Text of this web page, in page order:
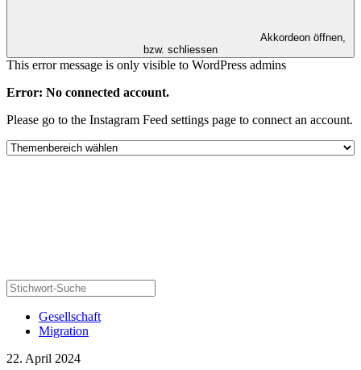
Akkordeon öffnen,
bzw. schliessen
This error message is only visible to WordPress admins
Error: No connected account.
Please go to the Instagram Feed settings page to connect an account.
Gesellschaft
Migration
22. April 2024